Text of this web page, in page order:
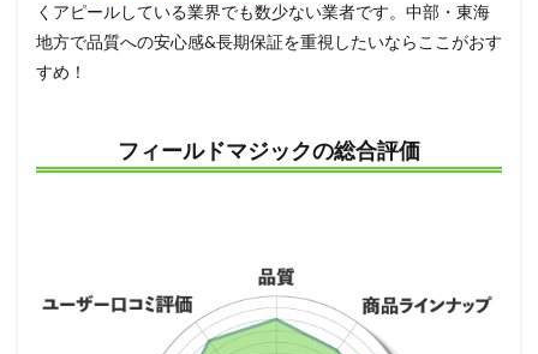
くアピールしている業界でも数少ない業者です。中部・東海
地方で品質への安心感&長期保証を重視したいならここがおす
すめ！
フィールドマジックの総合評価